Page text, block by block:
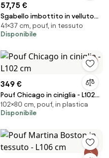
57,75 €
Sgabello imbottito in velluto
verde/oro Minty Velvet
41×37 cm, pouf, in tessuto
Disponibile
349 €
Pouf Chicago in ciniglia - L102
cm
102×80 cm, pouf, in plastica
Disponibile